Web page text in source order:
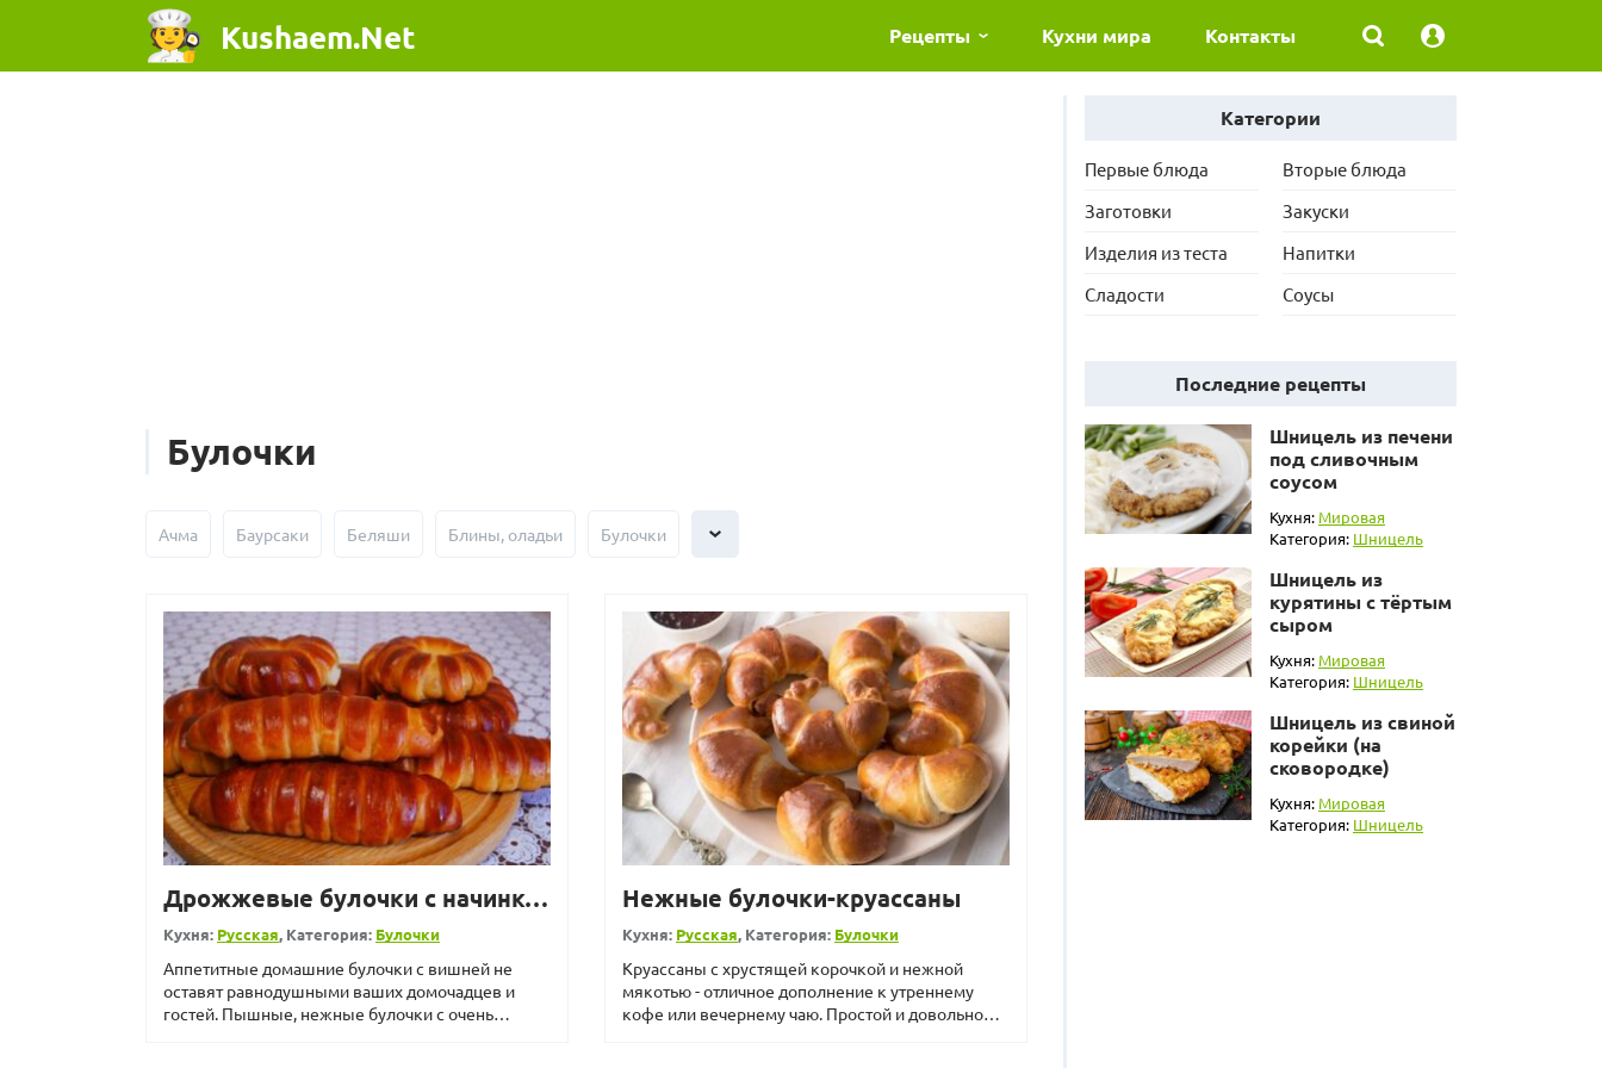
Kushaem.Net Рецепты Кухни мира Контакты
Булочки
Ачма Баурсаки Беляши Блины, оладьи Булочки
Дрожжевые булочки с начинкой из вишни
Кухня: Русская, Категория: Булочки
Аппетитные домашние булочки с вишней не
оставят равнодушными ваших домочадцев и
гостей. Пышные, нежные булочки с очень
Нежные булочки-круассаны
Кухня: Русская, Категория: Булочки
Круассаны с хрустящей корочкой и нежной
мякотью - отличное дополнение к утреннему
кофе или вечернему чаю. Простой и довольно
Категории
Первые блюда
Вторые блюда
Заготовки
Закуски
Изделия из теста
Напитки
Сладости
Соусы
Последние рецепты
Шницель из печени
под сливочным
соусом
Кухня: Мировая
Категория: Шницель
Шницель из
курятины с тёртым
сыром
Кухня: Мировая
Категория: Шницель
Шницель из свиной
корейки (на
сковородке)
Кухня: Мировая
Категория: Шницель